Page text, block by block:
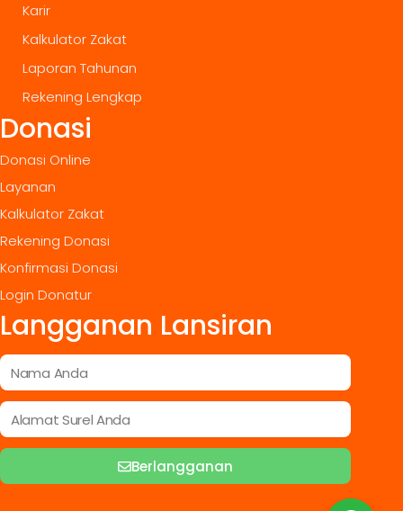
Karir
Kalkulator Zakat
Laporan Tahunan
Rekening Lengkap
Donasi
Donasi Online
Layanan
Kalkulator Zakat
Rekening Donasi
Konfirmasi Donasi
Login Donatur
Langganan Lansiran
Berlangganan